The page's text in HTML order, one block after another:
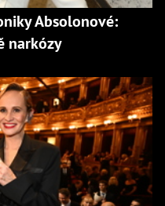
Absolonové:
narkózy